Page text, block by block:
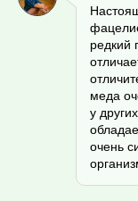
редкий
меда
у
очень